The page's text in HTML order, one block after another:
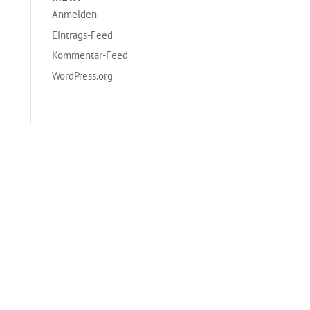
Anmelden
Eintrags-Feed
Kommentar-Feed
WordPress.org